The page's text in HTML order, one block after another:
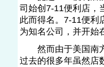
司始创7-11便利店，
此而得名。7-11便利
为知名公司，并开始
然而由于美国南方
过去的很多年虽然店